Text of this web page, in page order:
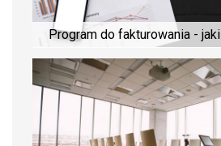
Program do fakturowania -